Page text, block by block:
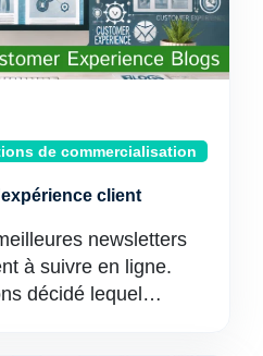
de commercialisation
client
newsletters
à suivre en ligne.
décidé lequel…